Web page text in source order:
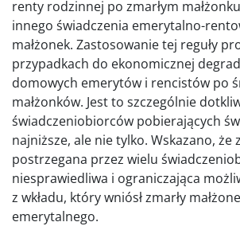
renty rodzinnej po zmarłym
innego świadczenia emerytalno-
małżonek. Zastosowanie tej reguły
przypadkach do ekonomicznej
domowych emerytów i rencistów po
małżonków. Jest to szczególnie
świadczeniobiorców pobierających
najniższe, ale nie tylko. Wskazano, że
postrzegana przez wielu
niesprawiedliwa i ograniczająca
z wkładu, który wniósł zmarły
emerytalnego.